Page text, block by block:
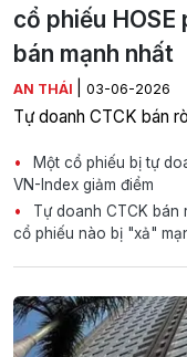
cổ phiếu
bán mạnh nhất
AN THÁI 03-06-2026
Tự doanh CTCK bán
Một cổ phiếu bị tự
VN-Index giảm điểm
Tự doanh CTCK bán
cổ phiếu nào bị "xả"